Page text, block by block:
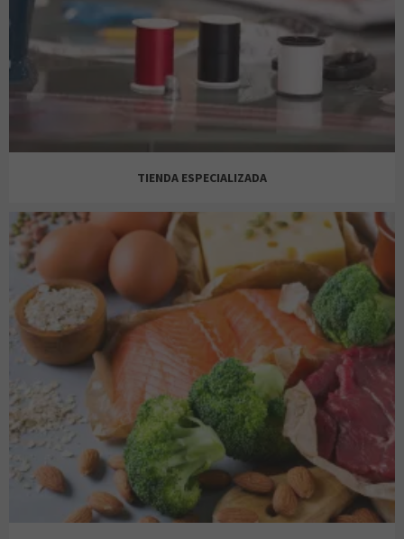
TIENDA ESPECIALIZADA
ALIEXPRESS
AMOR DE MADRE